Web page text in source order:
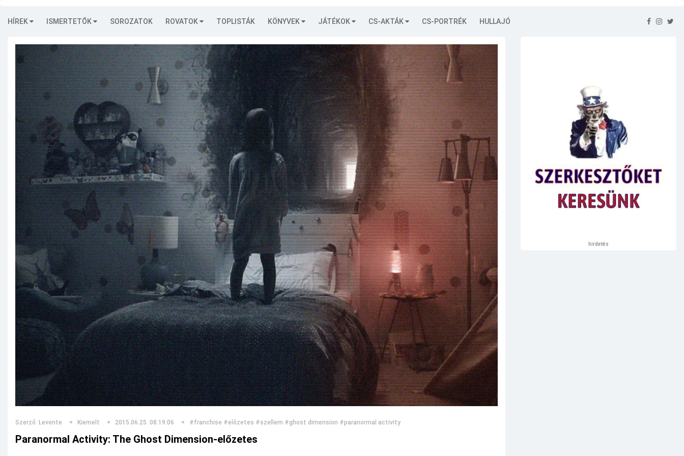
HÍREK ISMERTETŐK SOROZATOK ROVATOK TOPLISTÁK KÖNYVEK JÁTÉKOK CS-AKTÁK CS-PORTRÉK HULLAJÓ
Szerző: Levente Kiemelt 2015.06.25. 08:19:06 #franchise #előzetes #szellem #ghost dimension #paranormal activity
Paranormal Activity: The Ghost Dimension-előzetes
hirdetés